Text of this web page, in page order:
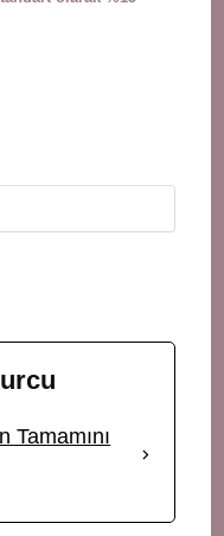
Tamamını